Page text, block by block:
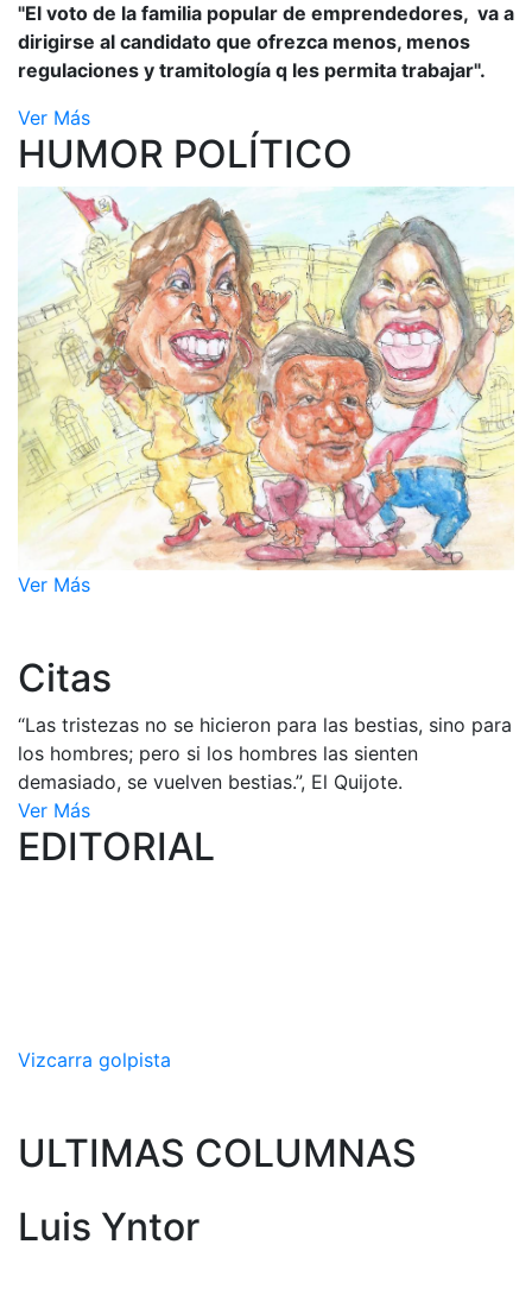
"El voto de la familia popular de emprendedores, va a
dirigirse al candidato que ofrezca menos, menos
regulaciones y tramitología q les permita trabajar".
Ver Más
HUMOR POLÍTICO
Ver Más
Citas
“Las tristezas no se hicieron para las bestias, sino para
los hombres; pero si los hombres las sienten
demasiado, se vuelven bestias.”, El Quijote.
Ver Más
EDITORIAL
Vizcarra golpista
ULTIMAS COLUMNAS
Luis Yntor